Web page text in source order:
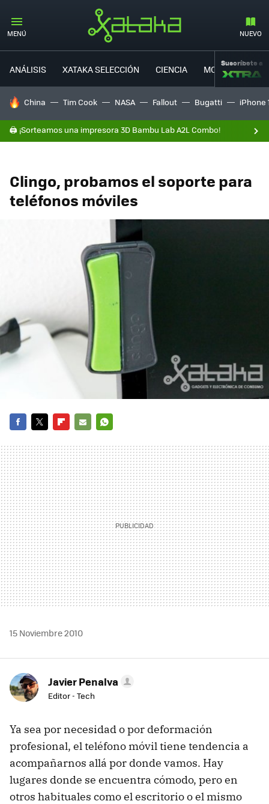
MENÚ NUEVO
ANÁLISIS XATAKA SELECCIÓN CIENCIA MOVILIDAD
Suscríbete a
HOY SE HABLA DE
China Tim Cook NASA Fallout Bugatti iPhone
🖨️ ¡Sorteamos una impresora 3D Bambu Lab A2L Combo!
Clingo, probamos el soporte para
teléfonos móviles
MAIL
15 Noviembre 2010
Javier Penalva
Editor - Tech
Ya sea por necesidad o por deformación
profesional, el teléfono móvil tiene tendencia a
acompañarnos allá por donde vamos. Hay
lugares donde se encuentra cómodo, pero en
otros habituales como el escritorio o el mismo